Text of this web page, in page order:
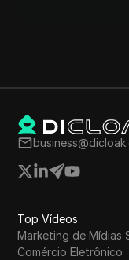
Top Vídeos
Marketing de Mídias
Comércio Eletrônico